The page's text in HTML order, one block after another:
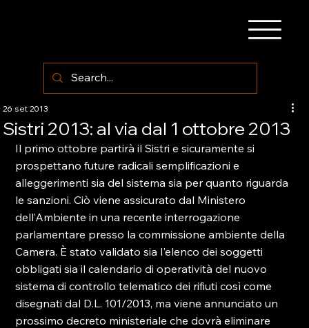
Sistri 2013: al via dal 1 ottobre 2013
26 set 2013
Il primo ottobre partirà il Sistri e sicuramente si
prospettano future radicali semplificazioni e
alleggerimenti sia del sistema sia per quanto riguarda
le sanzioni. Ciò viene assicurato dal Ministero
dell’Ambiente in una recente interrogazione
parlamentare presso la commissione ambiente della
Camera. È stato validato sia l'elenco dei soggetti
obbligati sia il calendario di operatività del nuovo
sistema di controllo telematico dei rifiuti così come
disegnati dal D.L. 101/2013, ma viene annunciato un
prossimo decreto ministeriale che dovrà eliminare